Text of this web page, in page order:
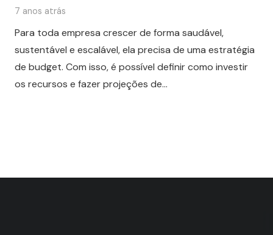
7 anos atrás
Para toda empresa crescer de forma saudável,
sustentável e escalável, ela precisa de uma estratégia
de budget. Com isso, é possível definir como investir
os recursos e fazer projeções de…